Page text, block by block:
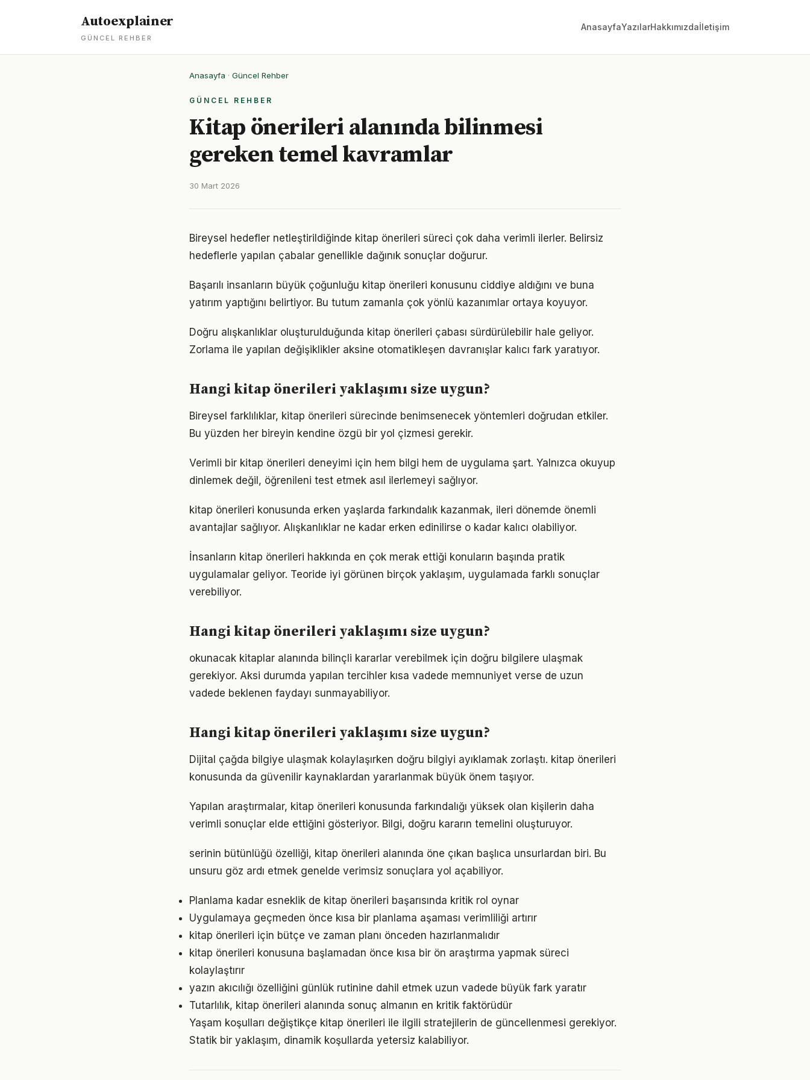
Autoexplainer
GÜNCEL REHBER
AnasayfaYazılarHakkımızdaİletişim
Anasayfa · Güncel Rehber
GÜNCEL REHBER
Kitap önerileri alanında bilinmesi
gereken temel kavramlar
30 Mart 2026
Bireysel hedefler netleştirildiğinde kitap önerileri süreci çok daha verimli ilerler. Belirsiz
hedeflerle yapılan çabalar genellikle dağınık sonuçlar doğurur.
Başarılı insanların büyük çoğunluğu kitap önerileri konusunu ciddiye aldığını ve buna
yatırım yaptığını belirtiyor. Bu tutum zamanla çok yönlü kazanımlar ortaya koyuyor.
Doğru alışkanlıklar oluşturulduğunda kitap önerileri çabası sürdürülebilir hale geliyor.
Zorlama ile yapılan değişiklikler aksine otomatikleşen davranışlar kalıcı fark yaratıyor.
Hangi kitap önerileri yaklaşımı size uygun?
Bireysel farklılıklar, kitap önerileri sürecinde benimsenecek yöntemleri doğrudan etkiler.
Bu yüzden her bireyin kendine özgü bir yol çizmesi gerekir.
Verimli bir kitap önerileri deneyimi için hem bilgi hem de uygulama şart. Yalnızca okuyup
dinlemek değil, öğrenileni test etmek asıl ilerlemeyi sağlıyor.
kitap önerileri konusunda erken yaşlarda farkındalık kazanmak, ileri dönemde önemli
avantajlar sağlıyor. Alışkanlıklar ne kadar erken edinilirse o kadar kalıcı olabiliyor.
İnsanların kitap önerileri hakkında en çok merak ettiği konuların başında pratik
uygulamalar geliyor. Teoride iyi görünen birçok yaklaşım, uygulamada farklı sonuçlar
verebiliyor.
Hangi kitap önerileri yaklaşımı size uygun?
okunacak kitaplar alanında bilinçli kararlar verebilmek için doğru bilgilere ulaşmak
gerekiyor. Aksi durumda yapılan tercihler kısa vadede memnuniyet verse de uzun
vadede beklenen faydayı sunmayabiliyor.
Hangi kitap önerileri yaklaşımı size uygun?
Dijital çağda bilgiye ulaşmak kolaylaşırken doğru bilgiyi ayıklamak zorlaştı. kitap önerileri
konusunda da güvenilir kaynaklardan yararlanmak büyük önem taşıyor.
Yapılan araştırmalar, kitap önerileri konusunda farkındalığı yüksek olan kişilerin daha
verimli sonuçlar elde ettiğini gösteriyor. Bilgi, doğru kararın temelini oluşturuyor.
serinin bütünlüğü özelliği, kitap önerileri alanında öne çıkan başlıca unsurlardan biri. Bu
unsuru göz ardı etmek genelde verimsiz sonuçlara yol açabiliyor.
Planlama kadar esneklik de kitap önerileri başarısında kritik rol oynar
Uygulamaya geçmeden önce kısa bir planlama aşaması verimliliği artırır
kitap önerileri için bütçe ve zaman planı önceden hazırlanmalıdır
kitap önerileri konusuna başlamadan önce kısa bir ön araştırma yapmak süreci
kolaylaştırır
yazın akıcılığı özelliğini günlük rutinine dahil etmek uzun vadede büyük fark yaratır
Tutarlılık, kitap önerileri alanında sonuç almanın en kritik faktörüdür
Yaşam koşulları değiştikçe kitap önerileri ile ilgili stratejilerin de güncellenmesi gerekiyor.
Statik bir yaklaşım, dinamik koşullarda yetersiz kalabiliyor.